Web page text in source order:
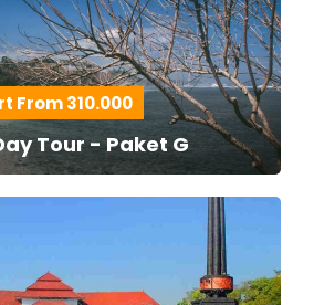
From 310.000
Tour - Paket G